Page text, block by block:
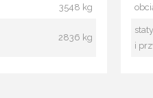
3548 kg
2836 kg
i